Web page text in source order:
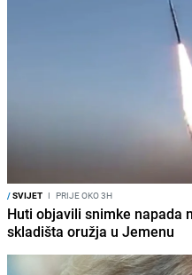
/SVIJET I PRIJE OKO 3H
Huti objavili snimke napada
skladišta oružja u Jemenu